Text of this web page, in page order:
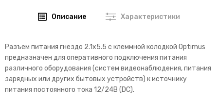
Описание Характеристики
Разъем питания гнездо 2.1х5.5 с клеммной колодкой Optimus
предназначен для оперативного подключения питания
различного оборудования (систем видеонаблюдения, питания
зарядных или других бытовых устройств) к источнику
питания постоянного тока 12/24В (DC).